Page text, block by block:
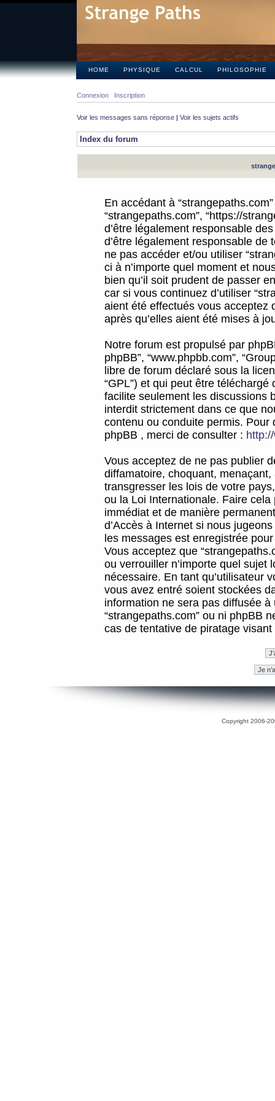
HOME PHYSIQUE CALCUL PHILOSOPHIE
Connexion Inscription
Voir les messages sans réponse | Voir les sujets actifs
Index du forum
En accédant à
“strangepaths.com”, “https://
d’être légalement responsable
d’être légalement responsable
ne pas accéder et/ou utiliser
ci à n’importe quel moment et
bien qu’il soit prudent de passer
car si vous continuez d’utiliser
aient été effectués vous acceptez
après qu’elles aient été mises à
Notre forum est propulsé par
phpBB”, “www.phpbb.com”,
libre de forum déclaré sous la
“GPL”) et qui peut être téléchargé
facilite seulement les discussions
interdit strictement dans ce que
contenu ou conduite permis.
phpBB , merci de consulter :
Vous acceptez de ne pas publier
diffamatoire, choquant,
transgresser les lois de votre
ou la Loi Internationale. Faire
immédiat et de manière
d’Accès à Internet si nous
les messages est enregistrée
Vous acceptez que
ou verrouiller n’importe quel sujet
nécessaire. En tant qu’utilisateur
vous avez entré soient stockées
information ne sera pas diffusée
“strangepaths.com” ou ni phpBB
cas de tentative de piratage
Copyright 2006-